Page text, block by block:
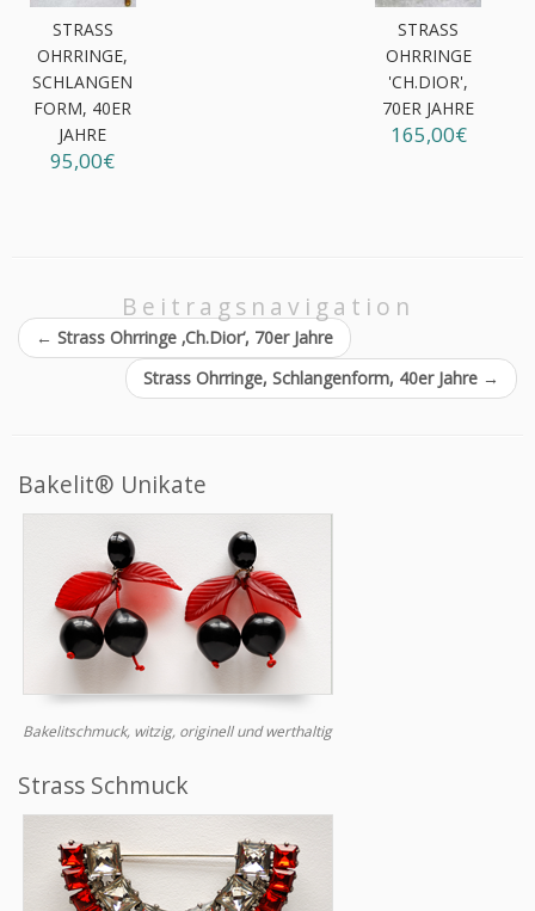
STRASS
OHRRINGE,
SCHLANGEN
FORM, 40ER
JAHRE
95,00€
STRASS
OHRRINGE
'CH.DIOR',
70ER JAHRE
165,00€
Beitragsnavigation
← Strass Ohrringe ‚Ch.Dior‘, 70er Jahre
Strass Ohrringe, Schlangenform, 40er Jahre →
Bakelit® Unikate
Bakelitschmuck, witzig, originell und werthaltig
Strass Schmuck